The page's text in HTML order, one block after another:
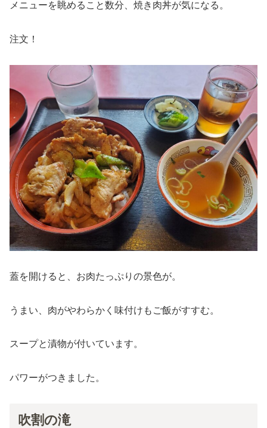
メニューを眺めること数分、焼き肉丼が気になる。
注文！
蓋を開けると、お肉たっぷりの景色が。
うまい、肉がやわらかく味付けもご飯がすすむ。
スープと漬物が付いています。
パワーがつきました。
吹割の滝